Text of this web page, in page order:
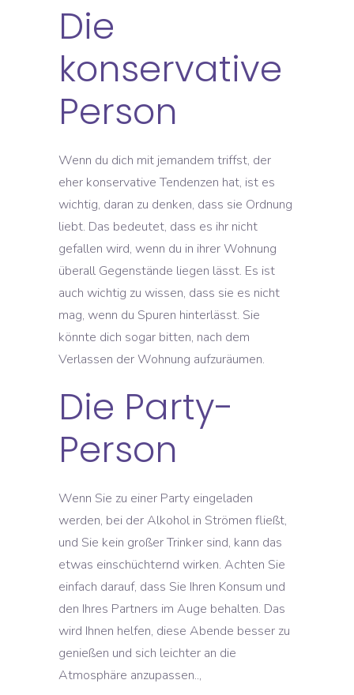
Die
konservative
Person
Wenn du dich mit jemandem triffst, der
eher konservative Tendenzen hat, ist es
wichtig, daran zu denken, dass sie Ordnung
liebt. Das bedeutet, dass es ihr nicht
gefallen wird, wenn du in ihrer Wohnung
überall Gegenstände liegen lässt. Es ist
auch wichtig zu wissen, dass sie es nicht
mag, wenn du Spuren hinterlässt. Sie
könnte dich sogar bitten, nach dem
Verlassen der Wohnung aufzuräumen.
Die Party-
Person
Wenn Sie zu einer Party eingeladen
werden, bei der Alkohol in Strömen fließt,
und Sie kein großer Trinker sind, kann das
etwas einschüchternd wirken. Achten Sie
einfach darauf, dass Sie Ihren Konsum und
den Ihres Partners im Auge behalten. Das
wird Ihnen helfen, diese Abende besser zu
genießen und sich leichter an die
Atmosphäre anzupassen..,